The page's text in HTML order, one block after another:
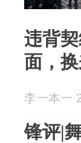
违背
面，
李一本一
锋评|